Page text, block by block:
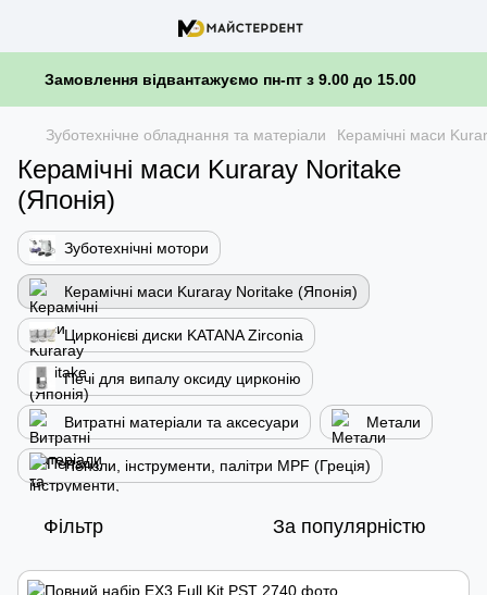
Замовлення відвантажуємо пн-пт з 9.00 до 15.00
Зуботехнічне обладнання та матеріали Керамічні маси
Керамічні маси Kuraray Noritake
(Японія)
Зуботехнічні мотори
Керамічні маси Kuraray Noritake (Японія)
Цирконієві диски KATANA Zirconia
Печі для випалу оксиду цирконію
Витратні матеріали та аксесуари Метали
Пензли, інструменти, палітри MPF (Греція)
Фільтр За популярністю